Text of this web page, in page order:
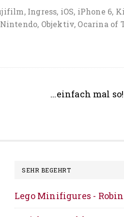
Balett,
C-
Niantic,
Windows
, Ingress, iOS, iPhone 6,
Nintendo, Objektiv, Ocarina of
Seitenspalte
...einfach mal so!
SEHR BEGEHRT
Lego Minifigures -